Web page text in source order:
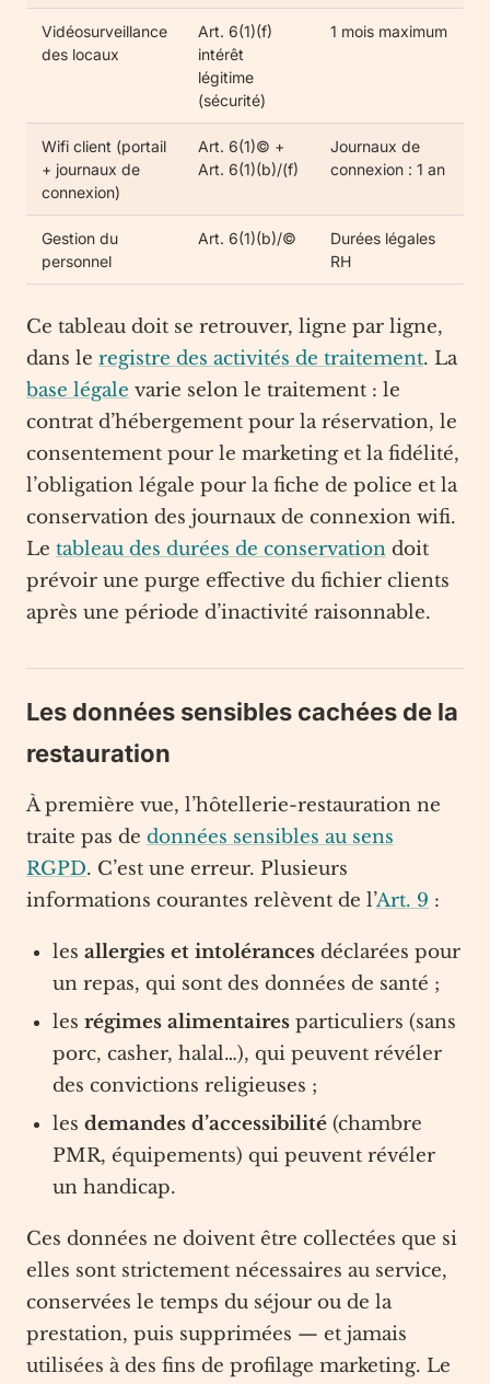
Vidéosurveillance
des locaux
Art. 6(1)(f)
intérêt
légitime
(sécurité)
1 mois maximum
Wifi client (portail
+ journaux de
connexion)
Art. 6(1)© +
Art. 6(1)(b)/(f)
Journaux de
connexion : 1 an
Gestion du
personnel
Art. 6(1)(b)/©
Durées légales
RH
Ce tableau doit se retrouver, ligne par ligne,
dans le registre des activités de traitement. La
base légale varie selon le traitement : le
contrat d’hébergement pour la réservation, le
consentement pour le marketing et la fidélité,
l’obligation légale pour la fiche de police et la
conservation des journaux de connexion wifi.
Le tableau des durées de conservation doit
prévoir une purge effective du fichier clients
après une période d’inactivité raisonnable.
Les données sensibles cachées de la
restauration
À première vue, l’hôtellerie-restauration ne
traite pas de données sensibles au sens
RGPD. C’est une erreur. Plusieurs
informations courantes relèvent de l’Art. 9 :
les allergies et intolérances déclarées pour
un repas, qui sont des données de santé ;
les régimes alimentaires particuliers (sans
porc, casher, halal…), qui peuvent révéler
des convictions religieuses ;
les demandes d’accessibilité (chambre
PMR, équipements) qui peuvent révéler
un handicap.
Ces données ne doivent être collectées que si
elles sont strictement nécessaires au service,
conservées le temps du séjour ou de la
prestation, puis supprimées — et jamais
utilisées à des fins de profilage marketing. Le